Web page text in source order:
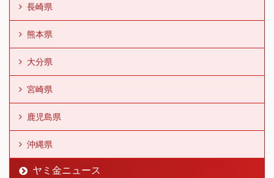
長崎県
熊本県
大分県
宮崎県
鹿児島県
沖縄県
ヤミ金ニュース